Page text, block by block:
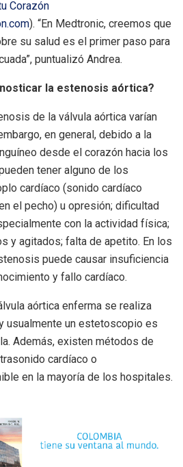
Corazón
). “En Medtronic, creemos que
su salud es el primer paso para
puntualizó Andrea.
la estenosis aórtica?
de la válvula aórtica varían
en general, debido a la
desde el corazón hacia los
tener alguno de los
cardíaco (sonido cardíaco
el pecho) u opresión; dificultad
con la actividad física;
y agitados; falta de apetito. En los
puede causar insuficiencia
y fallo cardíaco.
aórtica enferma se realiza
usualmente un estetoscopio es
Además, existen métodos de
cardíaco o
en la mayoría de los hospitales.